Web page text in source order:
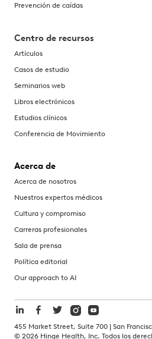
Prevención de caídas
Centro de recursos
Artículos
Casos de estudio
Seminarios web
Libros electrónicos
Estudios clínicos
Conferencia de Movimiento
Acerca de
Acerca de nosotros
Nuestros expertos médicos
Cultura y compromiso
Carreras profesionales
Sala de prensa
Política editorial
Our approach to AI
455 Market Street, Suite 700 | San
© 2026 Hinge Health, Inc. Todos los